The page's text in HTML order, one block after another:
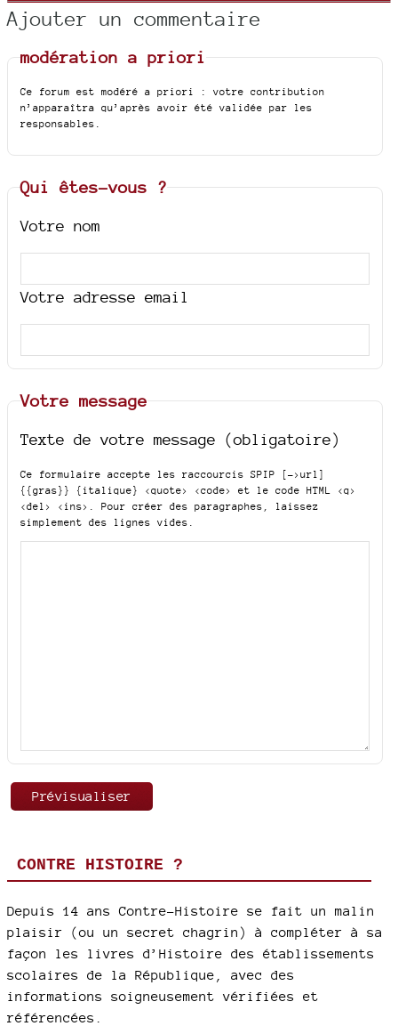
Ajouter un commentaire
modération a priori
Ce forum est modéré a priori : votre contribution
n’apparaîtra qu’après avoir été validée par les
responsables.
Qui êtes-vous ?
Votre nom
Votre adresse email
Votre message
Texte de votre message (obligatoire)
Ce formulaire accepte les raccourcis SPIP
[->url]
{{gras}} {italique} <quote> <code>
et le code HTML <q>
<del> <ins>
. Pour créer des paragraphes, laissez
simplement des lignes vides.
CONTRE HISTOIRE ?
Depuis 14 ans Contre-Histoire se fait un malin
plaisir (ou un secret chagrin) à compléter à sa
façon les livres d’Histoire des établissements
scolaires de la République, avec des
informations soigneusement vérifiées et
référencées.